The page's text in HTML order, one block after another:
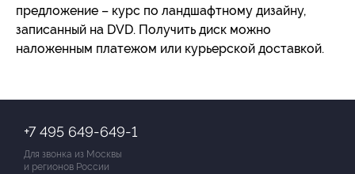
предложение – курс по ландшафтному дизайну,
записанный на DVD. Получить диск можно
наложенным платежом или курьерской доставкой.
+7 495 649-649-1
Для звонка из Москвы
и регионов России